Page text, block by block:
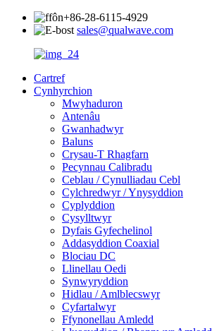
+86-28-6115-4929
sales@qualwave.com
Cartref
Cynhyrchion
Mwyhaduron
Antenâu
Gwanhadwyr
Baluns
Crysau-T Rhagfarn
Pecynnau Calibradu
Ceblau / Cynulliadau Cebl
Cylchredwyr / Ynysyddion
Cyplyddion
Cysylltwyr
Dyfais Gyfechelinol
Addasyddion Coaxial
Blociau DC
Llinellau Oedi
Synwyryddion
Hidlau / Amlblecswyr
Cyfartalwyr
Ffynonellau Amledd